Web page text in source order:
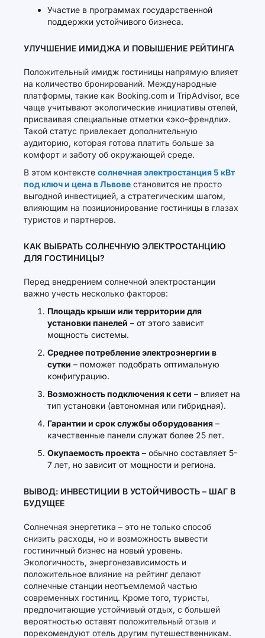
Участие в программах государственной
поддержки устойчивого бизнеса.
УЛУЧШЕНИЕ ИМИДЖА И ПОВЫШЕНИЕ РЕЙТИНГА
Положительный имидж гостиницы напрямую влияет
на количество бронирований. Международные
платформы, такие как Booking.com и TripAdvisor, все
чаще учитывают экологические инициативы отелей,
присваивая специальные отметки «эко-френдли».
Такой статус привлекает дополнительную
аудиторию, которая готова платить больше за
комфорт и заботу об окружающей среде.
В этом контексте солнечная электростанция 5 кВт
под ключ и цена в Львове становится не просто
выгодной инвестицией, а стратегическим шагом,
влияющим на позиционирование гостиницы в глазах
туристов и партнеров.
КАК ВЫБРАТЬ СОЛНЕЧНУЮ ЭЛЕКТРОСТАНЦИЮ
ДЛЯ ГОСТИНИЦЫ?
Перед внедрением солнечной электростанции
важно учесть несколько факторов:
Площадь крыши или территории для
установки панелей – от этого зависит
мощность системы.
Среднее потребление электроэнергии в
сутки – поможет подобрать оптимальную
конфигурацию.
Возможность подключения к сети – влияет на
тип установки (автономная или гибридная).
Гарантии и срок службы оборудования –
качественные панели служат более 25 лет.
Окупаемость проекта – обычно составляет 5-
7 лет, но зависит от мощности и региона.
ВЫВОД: ИНВЕСТИЦИИ В УСТОЙЧИВОСТЬ – ШАГ В
БУДУЩЕЕ
Солнечная энергетика – это не только способ
снизить расходы, но и возможность вывести
гостиничный бизнес на новый уровень.
Экологичность, энергонезависимость и
положительное влияние на рейтинг делают
солнечные станции неотъемлемой частью
современных гостиниц. Кроме того, туристы,
предпочитающие устойчивый отдых, с большей
вероятностью оставят положительный отзыв и
порекомендуют отель другим путешественникам.